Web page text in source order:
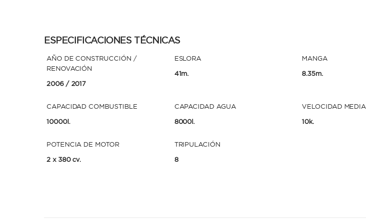
ESPECIFICACIONES TÉCNICAS
AÑO DE CONSTRUCCIÓN /
RENOVACIÓN
2006 / 2017
ESLORA
41m.
MANGA
8.35m.
CAPACIDAD COMBUSTIBLE
10000l.
CAPACIDAD AGUA
8000l.
VELOCIDAD MEDIA
10k.
POTENCIA DE MOTOR
2 x 380 cv.
TRIPULACIÓN
8